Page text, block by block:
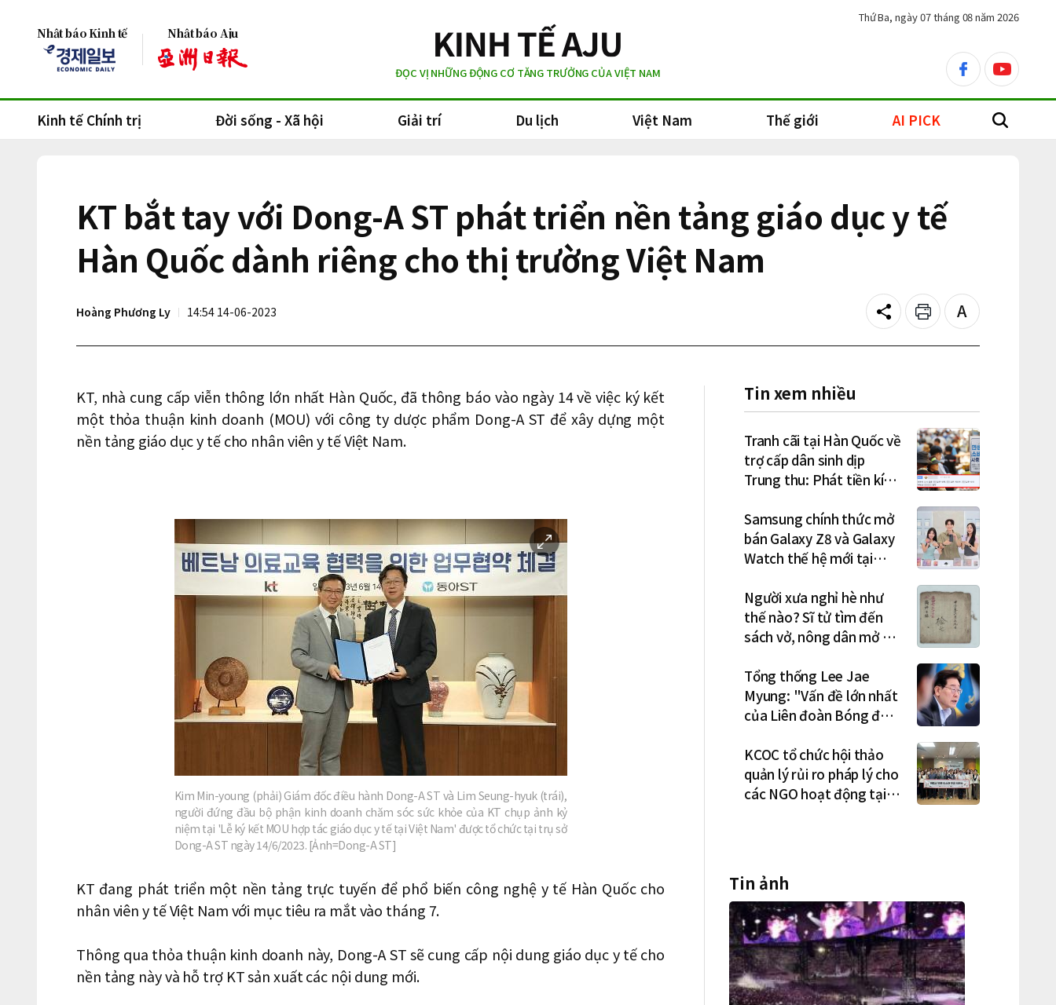
Nhật báo Kinh tế Nhật báo Aju
ĐỌC VỊ NHỮNG ĐỘNG CƠ TĂNG TRƯỞNG CỦA VIỆT NAM
facebookyoutube
Thứ Ba, ngày 07 tháng 08 năm 2026
Kinh tế Chính trị Đời sống - Xã hội Giải trí Du lịch Việt Nam Thế giới AI PICK search
KT bắt tay với Dong-A ST phát triển nền tảng giáo dục y tế
Hàn Quốc dành riêng cho thị trường Việt Nam
Hoàng Phương Ly 14:54 14-06-2023 Share Print
Text
size
KT, nhà cung cấp viễn thông lớn nhất Hàn Quốc, đã thông báo vào ngày 14 về việc ký kết
một thỏa thuận kinh doanh (MOU) với công ty dược phẩm Dong-A ST để xây dựng một
nền tảng giáo dục y tế cho nhân viên y tế Việt Nam.
이
미
지
확
Kim Min-young (phải) Giám đốc điều hành Dong-A ST và Lim Seung-hyuk (trái),
người đứng đầu bộ phận kinh doanh chăm sóc sức khỏe của KT chụp ảnh kỷ
niệm tại 'Lễ ký kết MOU hợp tác giáo dục y tế tại Việt Nam' được tổ chức tại trụ sở
Dong-A ST ngày 14/6/2023. [Ảnh=Dong-A ST]
KT đang phát triển một nền tảng trực tuyến để phổ biến công nghệ y tế Hàn Quốc cho
nhân viên y tế Việt Nam với mục tiêu ra mắt vào tháng 7.
Thông qua thỏa thuận kinh doanh này, Dong-A ST sẽ cung cấp nội dung giáo dục y tế cho
nền tảng này và hỗ trợ KT sản xuất các nội dung mới.
Tin xem nhiều
Tranh cãi tại Hàn Quốc về
trợ cấp dân sinh dịp
Trung thu: Phát tiền kích
tương lai?
Samsung chính thức mở
bán Galaxy Z8 và Galaxy
Watch thế hệ mới tại
triệu đơn đặt trước
Người xưa nghỉ hè như
thế nào? Sĩ tử tìm đến
sách vở, nông dân mở hội
Tổng thống Lee Jae
Myung: "Vấn đề lớn nhất
của Liên đoàn Bóng đá
dân chủ và tình trạng
nắm quyền quá lâu"
KCOC tổ chức hội thảo
quản lý rủi ro pháp lý cho
các NGO hoạt động tại
Tin ảnh